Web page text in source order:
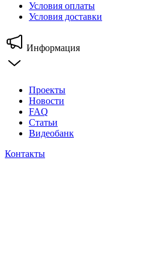
Условия оплаты
Условия доставки
Информация
Проекты
Новости
FAQ
Статьи
Видеобанк
Контакты